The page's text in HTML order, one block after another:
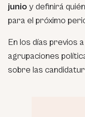
junio y definirá
para el próximo
En los días previos
agrupaciones
sobre las